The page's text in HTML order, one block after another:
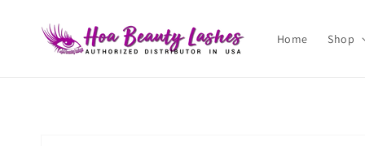
content
Home Shop